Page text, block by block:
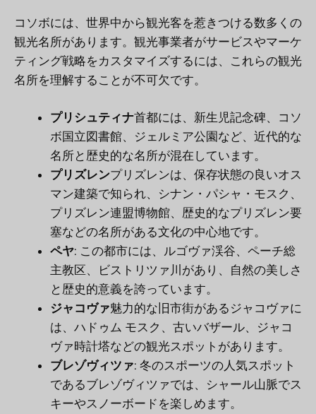
コソボには、世界中から観光客を惹きつける数多くの
観光名所があります。観光事業者がサービスやマーケ
ティング戦略をカスタマイズするには、これらの観光
名所を理解することが不可欠です。
プリシュティナ首都には、新生児記念碑、コソ
ボ国立図書館、ジェルミア公園など、近代的な
名所と歴史的な名所が混在しています。
プリズレンプリズレンは、保存状態の良いオス
マン建築で知られ、シナン・パシャ・モスク、
プリズレン連盟博物館、歴史的なプリズレン要
塞などの名所がある文化の中心地です。
ペヤ: この都市には、ルゴヴァ渓谷、ペーチ総
主教区、ビストリツァ川があり、自然の美しさ
と歴史的意義を誇っています。
ジャコヴァ魅力的な旧市街があるジャコヴァに
は、ハドゥム モスク、古いバザール、ジャコ
ヴァ時計塔などの観光スポットがあります。
ブレゾヴィツァ: 冬のスポーツの人気スポット
であるブレゾヴィツァでは、シャール山脈でス
キーやスノーボードを楽しめます。